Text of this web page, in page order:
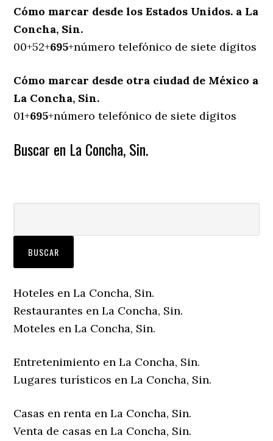
Cómo marcar desde los Estados Unidos. a La
Concha, Sin.
00+52+695+número telefónico de siete dígitos
Cómo marcar desde otra ciudad de México a
La Concha, Sin.
01+695+número telefónico de siete dígitos
Buscar en La Concha, Sin.
Hoteles en La Concha, Sin.
Restaurantes en La Concha, Sin.
Moteles en La Concha, Sin.
Entretenimiento en La Concha, Sin.
Lugares turísticos en La Concha, Sin.
Casas en renta en La Concha, Sin.
Venta de casas en La Concha, Sin.